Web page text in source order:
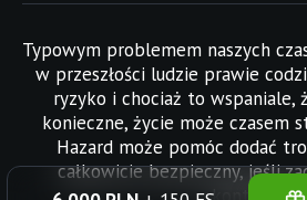
Typowym problemem naszych
w przeszłości ludzie prawie
ryzyko i chociaż to wspaniale,
konieczne, życie może czasem
Hazard może pomóc dodać
całkowicie bezpieczny, jeśli